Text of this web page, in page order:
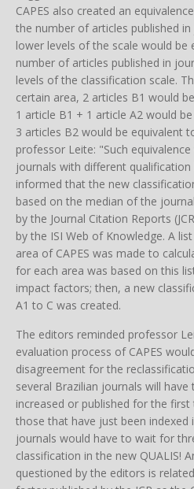
CAPES also created an
the number of articles published
lower levels of the scale would be
number of articles published in
levels of the classification scale.
certain area, 2 articles B1 would
1 article B1 + 1 article A2 would
3 articles B2 would be equivalent
professor Leite: "Such
journals with different
informed that the new
based on the median of the
by the Journal Citation Reports
by the ISI Web of Knowledge. A
area of CAPES was made to
for each area was based on this
impact factors; then, a new
A1 to C was created.
The editors reminded professor
evaluation process of CAPES
disagreement for the
several Brazilian journals will
increased or published for the
those that have just been indexed
journals would have to wait for
classification in the new QUALIS!
questioned by the editors is